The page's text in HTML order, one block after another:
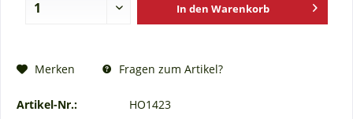
In den Warenkorb
Merken Fragen zum Artikel?
Artikel-Nr.: HO1423